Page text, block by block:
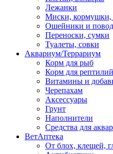
Лежанки
Миски, кормушки,
Ошейники и
Переноски, сумки
Туалеты, совки
Аквариум/Террариум
Корм для рыб
Корм для рептилий
Витамины и
Черепахам
Аксессуары
Грунт
Наполнители
Средства для
ВетАптека
От блох, клещей,